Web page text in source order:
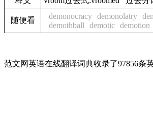
随便看 demonocracy demonolatry
demothball
demotic demotion
范文网英语在线翻译词典收录了97856条